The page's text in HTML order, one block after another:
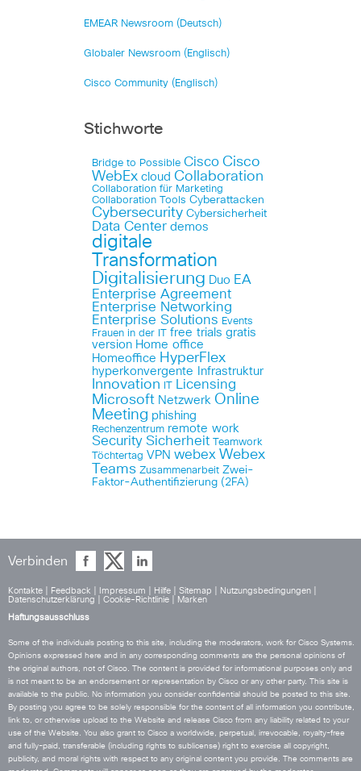
EMEAR Newsroom (Deutsch)
Globaler Newsroom (Englisch)
Cisco Community (Englisch)
Stichworte
Bridge to Possible Cisco Cisco
WebEx cloud Collaboration
Collaboration für Marketing
Collaboration Tools Cyberattacken
Cybersecurity Cybersicherheit
Data Center demos
digitale
Transformation
Digitalisierung Duo EA
Enterprise Agreement
Enterprise Networking
Enterprise Solutions Events
Frauen in der IT free trials gratis
version Home office
Homeoffice HyperFlex
hyperkonvergente Infrastruktur
Innovation IT Licensing
Microsoft Netzwerk Online
Meeting phishing
Rechenzentrum remote work
Security Sicherheit Teamwork
Töchtertag VPN webex Webex
Teams Zusammenarbeit Zwei-
Faktor-Authentifizierung (2FA)
Verbinden
Kontakte Feedback Impressum Hilfe Sitemap Nutzungsbedingungen
Datenschutzerklärung
Cookie-Richtlinie
Marken
Haftungsausschluss
Some of the individuals posting to this site, including the moderators, work for Cisco Systems.
Opinions expressed here and in any corresponding comments are the personal opinions of
the original authors, not of Cisco. The content is provided for informational purposes only and
is not meant to be an endorsement or representation by Cisco or any other party. This site is
available to the public. No information you consider confidential should be posted to this site.
By posting you agree to be solely responsible for the content of all information you contribute,
link to, or otherwise upload to the Website and release Cisco from any liability related to your
use of the Website. You also grant to Cisco a worldwide, perpetual, irrevocable, royalty-free
and fully-paid, transferable (including rights to sublicense) right to exercise all copyright,
publicity, and moral rights with respect to any original content you provide. The comments are